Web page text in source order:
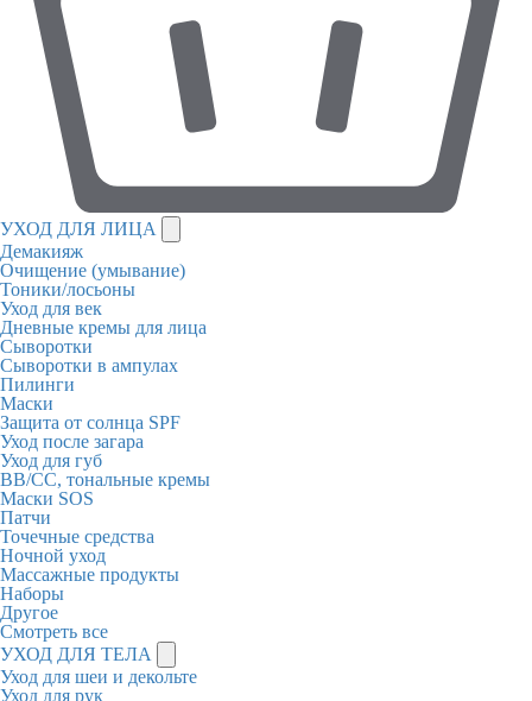
УХОД ДЛЯ ЛИЦА
Демакияж
Очищение (умывание)
Тоники/лосьоны
Уход для век
Дневные кремы для лица
Сыворотки
Сыворотки в ампулах
Пилинги
Маски
Защита от солнца SPF
Уход после загара
Уход для губ
BB/CC, тональные кремы
Маски SOS
Патчи
Точечные средства
Ночной уход
Массажные продукты
Наборы
Другое
Смотреть все
УХОД ДЛЯ ТЕЛА
Уход для шеи и декольте
Уход для рук